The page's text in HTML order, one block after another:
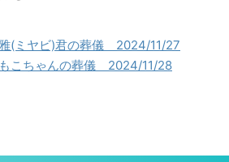
(ミヤビ)君の葬儀 2024/11/27
こちゃんの葬儀 2024/11/28